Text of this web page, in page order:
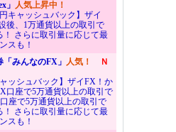
」 人気上昇中！
円キャッシュバック】ザイ
後、1万通貨以上の取引で
！ さらに取引量に応じて最
スも！
「みんなのFX」 人気！
Ｎ
ャッシュバック】ザイFX！か
口座で5万通貨以上の取引で
座で5万通貨以上の取引で
！ さらに取引量に応じて最
スも！